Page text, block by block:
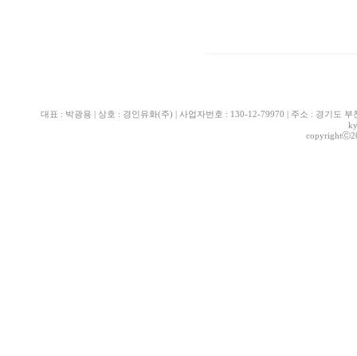
대표 : 박광용 | 상호 : 경인유화(주) | 사업자번호 : 130-12-79970 | 주소 : 경기도